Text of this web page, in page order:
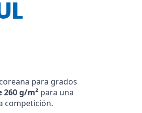
para grados
g/m²para una
competición.